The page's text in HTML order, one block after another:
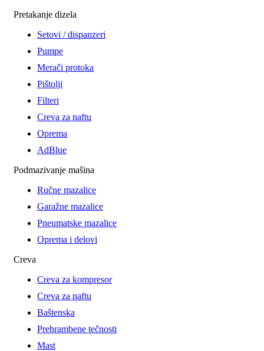
Pretakanje dizela
Setovi / dispanzeri
Pumpe
Merači protoka
Pištolji
Filteri
Creva za naftu
Oprema
AdBlue
Podmazivanje mašina
Ručne mazalice
Garažne mazalice
Pneumatske mazalice
Oprema i delovi
Creva
Creva za kompresor
Creva za naftu
Baštenska
Prehrambene tečnosti
Mast